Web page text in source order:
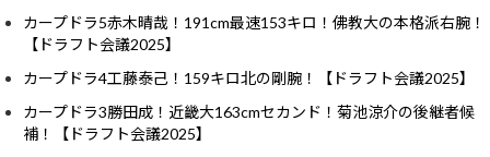
カープドラ5赤木晴哉！191cm最速153キロ！佛教大の本格派右腕！
【ドラフト会議2025】
カープドラ4工藤泰己！159キロ北の剛腕！【ドラフト会議2025】
カープドラ3勝田成！近畿大163cmセカンド！菊池涼介の後継者候
補！【ドラフト会議2025】